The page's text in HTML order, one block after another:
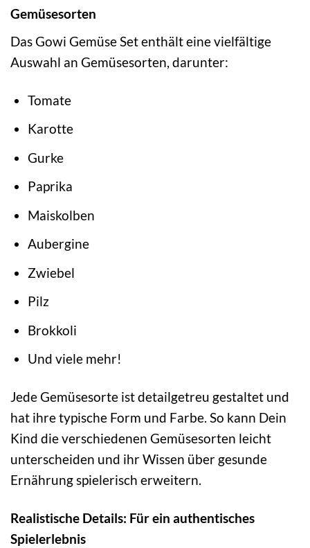
Gemüsesorten
Das Gowi Gemüse Set enthält eine vielfältige
Auswahl an Gemüsesorten, darunter:
Tomate
Karotte
Gurke
Paprika
Maiskolben
Aubergine
Zwiebel
Pilz
Brokkoli
Und viele mehr!
Jede Gemüsesorte ist detailgetreu gestaltet und
hat ihre typische Form und Farbe. So kann Dein
Kind die verschiedenen Gemüsesorten leicht
unterscheiden und ihr Wissen über gesunde
Ernährung spielerisch erweitern.
Realistische Details: Für ein authentisches
Spielerlebnis